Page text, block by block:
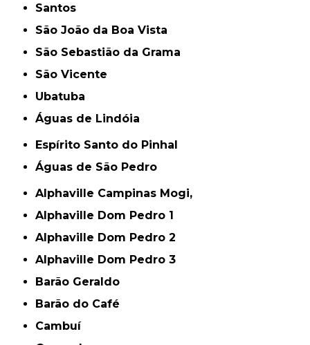
Santos
São João da Boa Vista
São Sebastião da Grama
São Vicente
Ubatuba
Águas de Lindóia
Espírito Santo do Pinhal
Águas de São Pedro
Alphaville Campinas Mogi,
Alphaville Dom Pedro 1
Alphaville Dom Pedro 2
Alphaville Dom Pedro 3
Barão Geraldo
Barão do Café
Cambuí